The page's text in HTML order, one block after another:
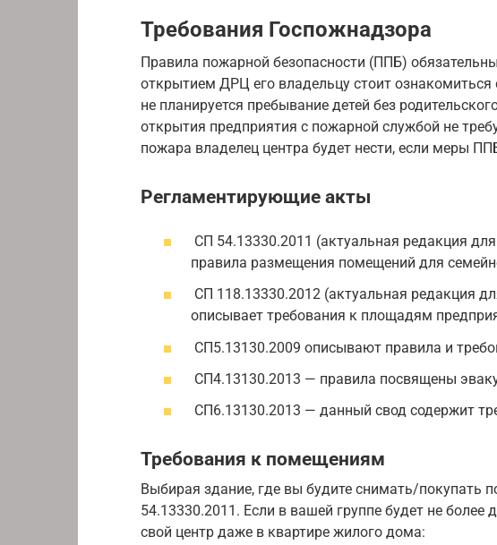
Требования Госпожнадзора
Правила пожарной безопасности (ППБ)
открытием ДРЦ его владельцу стоит
не планируется пребывание детей без
открытия предприятия с пожарной службой не
пожара владелец центра будет нести, если меры
Регламентирующие акты
СП 54.13330.2011 (актуальная редакция
правила размещения помещений для
СП 118.13330.2012 (актуальная редакция
описывает требования к площадям
СП5.13130.2009 описывают правила и
СП4.13130.2013 — правила посвящены
СП6.13130.2013 — данный свод содержит
Требования к помещениям
Выбирая здание, где вы будите снимать/покупать
54.13330.2011. Если в вашей группе будет не более
свой центр даже в квартире жилого дома: